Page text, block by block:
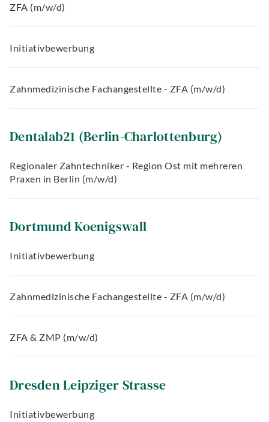
ZFA (m/w/d)
Initiativbewerbung
Zahnmedizinische Fachangestellte - ZFA (m/w/d)
Dentalab21 (Berlin-Charlottenburg)
Regionaler Zahntechniker - Region Ost mit mehreren
Praxen in Berlin (m/w/d)
Dortmund Koenigswall
Initiativbewerbung
Zahnmedizinische Fachangestellte - ZFA (m/w/d)
ZFA & ZMP (m/w/d)
Dresden Leipziger Strasse
Initiativbewerbung